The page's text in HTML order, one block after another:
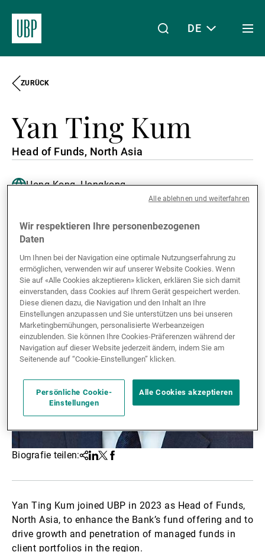
Über uns
Wealth Management
Externe Vermögensverwalter
Nachrichten und Insights
Kontakte
DE
ZURÜCK
Yan Ting Kum
Head of Funds, North Asia
Hong Kong, Hongkong
English, Cantonese, Mandarin
Biografie teilen:Teilen
Linkedin
Twitter
Facebook
Yan Ting Kum joined UBP in 2023 as Head of Funds,
North Asia, to enhance the Bank’s fund offering and to
drive growth and penetration of managed funds in
client portfolios in the region.
Wir respektieren Ihre personenbezogenen
Daten
Um Ihnen bei der Navigation eine optimale Nutzungserfahrung zu
ermöglichen, verwenden wir auf unserer Website Cookies. Wenn
Sie auf «Alle Cookies akzeptieren» klicken, erklären Sie sich damit
einverstanden, dass Cookies auf Ihrem Gerät gespeichert werden.
Diese dienen dazu, die Navigation und den Inhalt an Ihre
Einstellungen anzupassen und Sie unterstützen uns bei unseren
Marketingbemühungen, personalisierte Werbeanzeigen
einzublenden. Sie können Ihre Cookies-Präferenzen während der
Navigation auf dieser Website jederzeit ändern, indem Sie am
Seitenende auf “Cookie-Einstellungen” klicken.
Persönliche Cookie-
Einstellungen
Alle Cookies akzeptieren
Alle ablehnen und weiterfahren